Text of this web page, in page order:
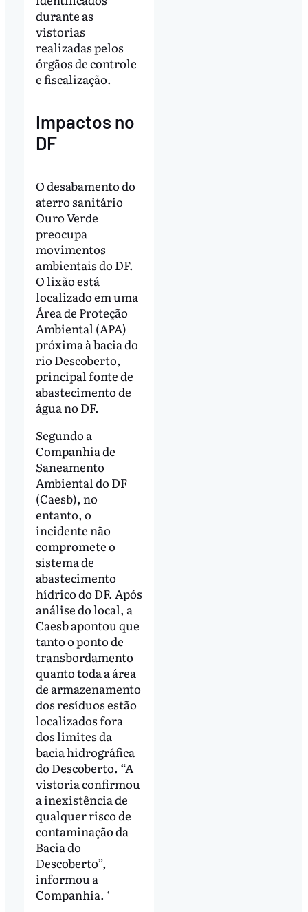
durante as
vistorias
realizadas pelos
órgãos de controle
e fiscalização.
Impactos no
DF
O desabamento do
aterro sanitário
Ouro Verde
preocupa
movimentos
ambientais do DF.
O lixão está
localizado em uma
Área de Proteção
Ambiental (APA)
próxima à bacia do
rio Descoberto,
principal fonte de
abastecimento de
água no DF.
Segundo a
Companhia de
Saneamento
Ambiental do DF
(Caesb), no
entanto, o
incidente não
compromete o
sistema de
abastecimento
hídrico do DF. Após
análise do local, a
Caesb apontou que
tanto o ponto de
transbordamento
quanto toda a área
de armazenamento
dos resíduos estão
localizados fora
dos limites da
bacia hidrográfica
do Descoberto. “A
vistoria confirmou
a inexistência de
qualquer risco de
contaminação da
Bacia do
Descoberto”,
informou a
Companhia. ‘